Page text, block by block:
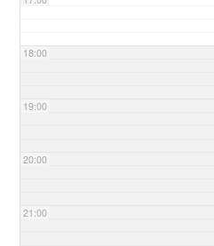
18:00
19:00
20:00
21:00